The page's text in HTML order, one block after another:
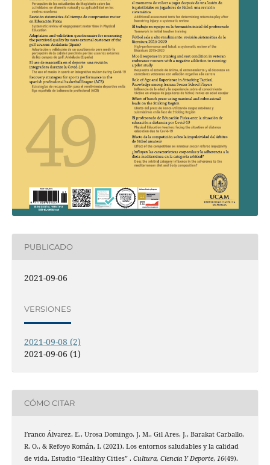
PUBLICADO
2021-09-06
VERSIONES
2021-09-08 (2)
2021-09-06 (1)
CÓMO CITAR
Franco Álvarez, E., Urosa Domingo, J. M., Gil Ares, J., Barakat Carballo,
R. O., & Refoyo Román, I. (2021). Los entornos saludables y la calidad
de vida. Estudio “Healthy Cities” . Cultura, Ciencia Y Deporte, 16(49).